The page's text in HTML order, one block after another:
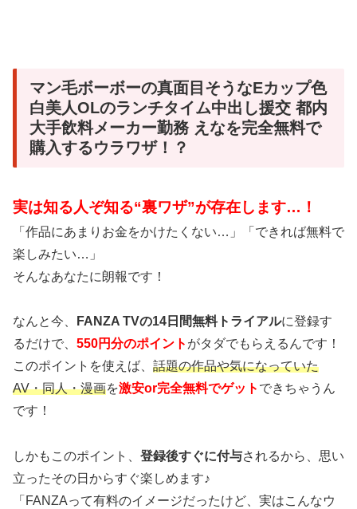
マン毛ボーボーの真面目そうなEカップ色
白美人OLのランチタイム中出し援交 都内
大手飲料メーカー勤務 えなを完全無料で
購入するウラワザ！？
実は知る人ぞ知る“裏ワザ”が存在します…！
「作品にあまりお金をかけたくない…」「できれば無料で
楽しみたい…」
そんなあなたに朗報です！
なんと今、 FANZA TVの14日間無料トライアルに登録す
るだけで、 550円分のポイント がタダでもらえるんです！
このポイントを使えば、 話題の作品や気になっていた
AV・同人・漫画を激安or完全無料でゲット できちゃうん
です！
しかもこのポイント、 登録後すぐに付与されるから、思い
立ったその日からすぐ楽しめます♪
「FANZAって有料のイメージだったけど、実はこんなウ